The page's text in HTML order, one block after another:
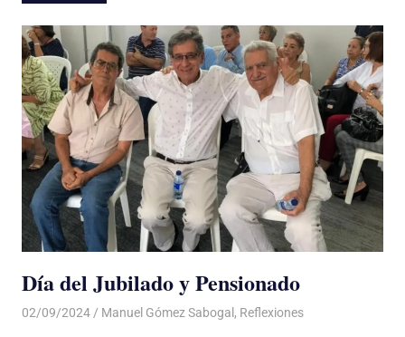
Día del Jubilado y Pensionado
02/09/2024 De todo un Poco
Manuel Gómez Sabogal , Reflexiones